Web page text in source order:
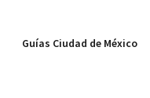
Guías Ciudad de México